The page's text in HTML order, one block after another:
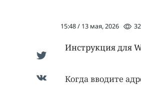
15:48 / 13 мая, 2026
Инструкция для
Когда вводите